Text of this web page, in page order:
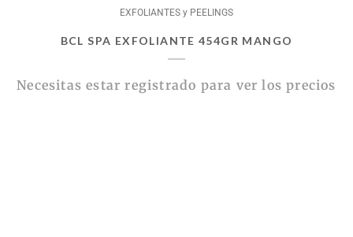
EXFOLIANTES y PEELINGS
BCL SPA EXFOLIANTE 454GR MANGO
Necesitas estar registrado para ver los precios